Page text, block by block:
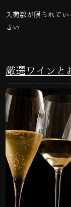
入荷数が限られて
さい
厳選ワインと